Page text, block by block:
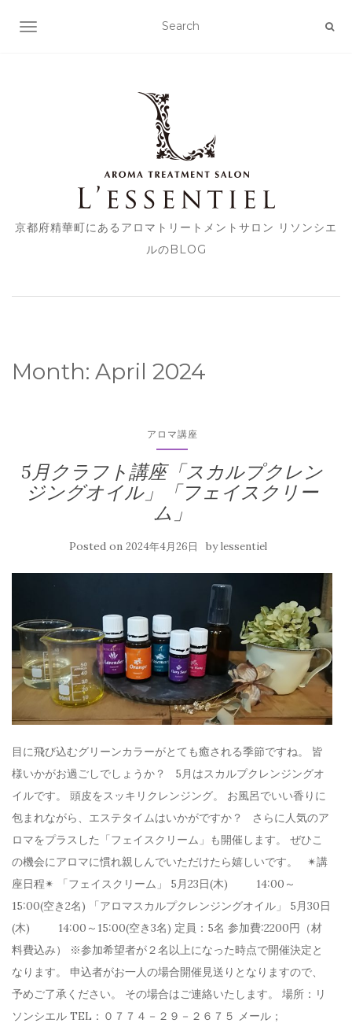
TOGGLE NAVIGATION
京都府精華町にあるアロマトリートメントサロン リソンシエ
ルのBLOG
Month: April 2024
アロマ講座
5月クラフト講座「スカルプクレン
ジングオイル」「フェイスクリー
ム」
Posted on 2024年4月26日 bylessentiel
目に飛び込むグリーンカラーがとても癒される季節ですね。 皆
様いかがお過ごしでしょうか？ 5月はスカルプクレンジングオ
イルです。 頭皮をスッキリクレンジング。 お風呂でいい香りに
包まれながら、エステタイムはいかがですか？ さらに人気のア
ロマをプラスした「フェイスクリーム」も開催します。 ぜひこ
の機会にアロマに慣れ親しんでいただけたら嬉しいです。 ✴︎講
座日程✴︎ 「フェイスクリーム」 5月23日(木) 14:00～
15:00(空き2名) 「アロマスカルプクレンジングオイル」 5月30日
(木) 14:00～15:00(空き3名) 定員：5名 参加費:2200円（材
料費込み） ※参加希望者が２名以上になった時点で開催決定と
なります。 申込者がお一人の場合開催見送りとなりますので、
予めご了承ください。 その場合はご連絡いたします。 場所：リ
ソンシエル TEL：０７７４－２９－２６７５ メール；